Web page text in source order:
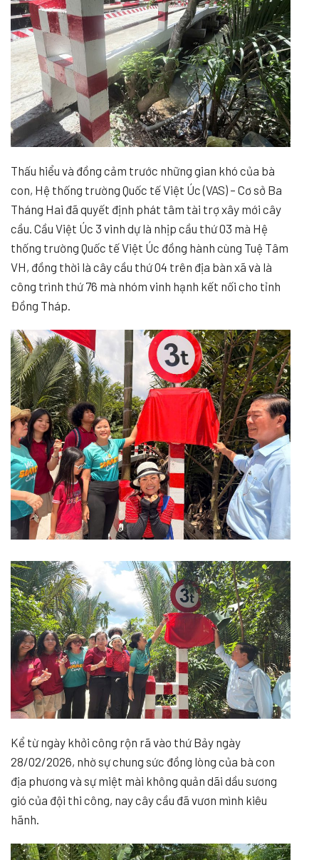
Thấu hiểu và đồng cảm trước những gian khó của bà
con, Hệ thống trường Quốc tế Việt Úc (VAS) – Cơ sở Ba
Tháng Hai đã quyết định phát tâm tài trợ xây mới cây
cầu. Cầu Việt Úc 3 vinh dự là nhịp cầu thứ 03 mà Hệ
thống trường Quốc tế Việt Úc đồng hành cùng Tuệ Tâm
VH, đồng thời là cây cầu thứ 04 trên địa bàn xã và là
công trình thứ 76 mà nhóm vinh hạnh kết nối cho tỉnh
Đồng Tháp.
Kể từ ngày khởi công rộn rã vào thứ Bảy ngày
28/02/2026, nhờ sự chung sức đồng lòng của bà con
địa phương và sự miệt mài không quản dãi dầu sương
gió của đội thi công, nay cây cầu đã vươn mình kiêu
hãnh.